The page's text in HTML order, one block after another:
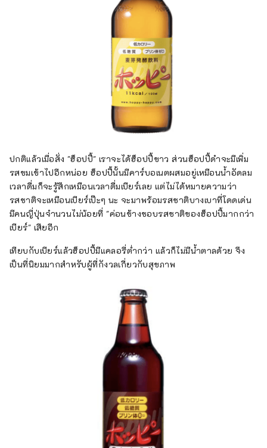
ปกติแล้วเมื่อสั่ง "ฮ็อปปี้" เราจะได้ฮ็อปปี้ขาว ส่วนฮ็อปปี้ดำจะมีเพิ่ม
รสขมเข้าไปอีกหน่อย ฮ็อปปี้นั้นมีคาร์บอเนตผสมอยู่เหมือนน้ำอัดลม
เวลาดื่มก็จะรู้สึกเหมือนเวลาดื่มเบียร์เลย แต่ไม่ได้หมายความว่า
รสชาติจะเหมือนเบียร์เป๊ะๆ นะ จะมาพร้อมรสชาติบางเบาที่โดดเด่น
มีคนญี่ปุ่นจำนวนไม่น้อยที่ "ค่อนข้างชอบรสชาติของฮ็อปปี้มากกว่า
เบียร์" เสียอีก
เทียบกับเบียร์แล้วฮ็อปปี้มีแคลอรี่ต่ำกว่า แล้วก็ไม่มีน้ำตาลด้วย จึง
เป็นที่นิยมมากสำหรับผู้ที่กังวลเกี่ยวกับสุขภาพ